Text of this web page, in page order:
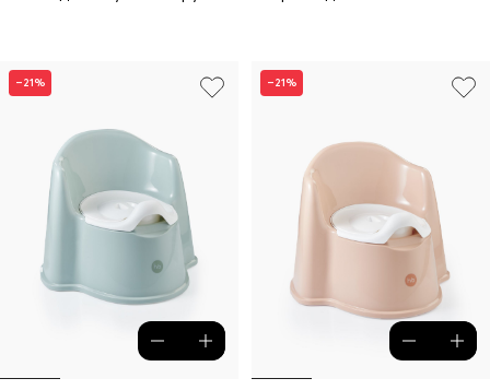
–21% –21%